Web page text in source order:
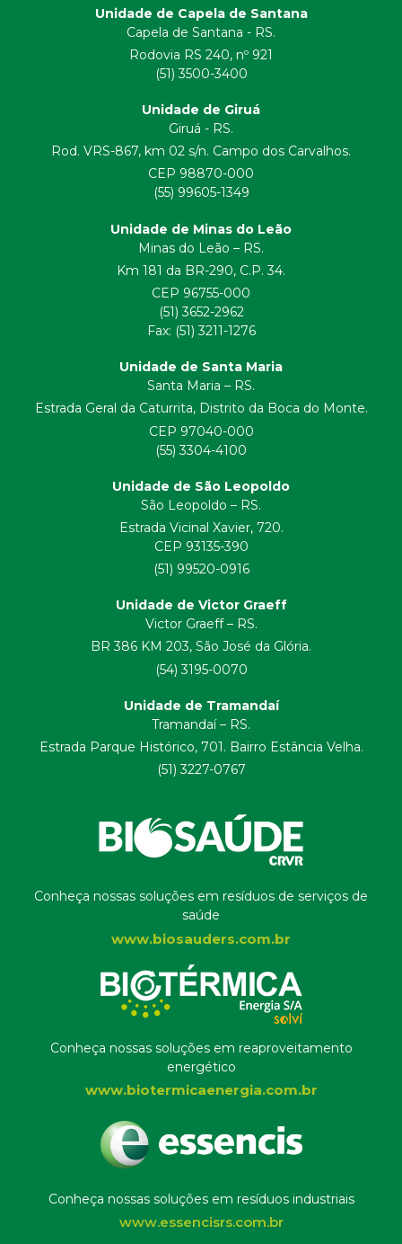
Unidade de Capela de Santana
Capela de Santana - RS.
Rodovia RS 240, nº 921
(51) 3500-3400
Unidade de Giruá
Giruá - RS.
Rod. VRS-867, km 02 s/n. Campo dos Carvalhos.
CEP 98870-000
(55) 99605-1349
Unidade de Minas do Leão
Minas do Leão – RS.
Km 181 da BR-290, C.P. 34.
CEP 96755-000
(51) 3652-2962
Fax: (51) 3211-1276
Unidade de Santa Maria
Santa Maria – RS.
Estrada Geral da Caturrita, Distrito da Boca do Monte.
CEP 97040-000
(55) 3304-4100
Unidade de São Leopoldo
São Leopoldo – RS.
Estrada Vicinal Xavier, 720.
CEP 93135-390
(51) 99520-0916
Unidade de Victor Graeff
Victor Graeff – RS.
BR 386 KM 203, São José da Glória.
(54) 3195-0070
Unidade de Tramandaí
Tramandaí – RS.
Estrada Parque Histórico, 701. Bairro Estância Velha.
(51) 3227-0767
Conheça nossas soluções em resíduos de serviços de
saúde
www.biosauders.com.br
Conheça nossas soluções em reaproveitamento
energético
www.biotermicaenergia.com.br
Conheça nossas soluções em resíduos industriais
www.essencisrs.com.br